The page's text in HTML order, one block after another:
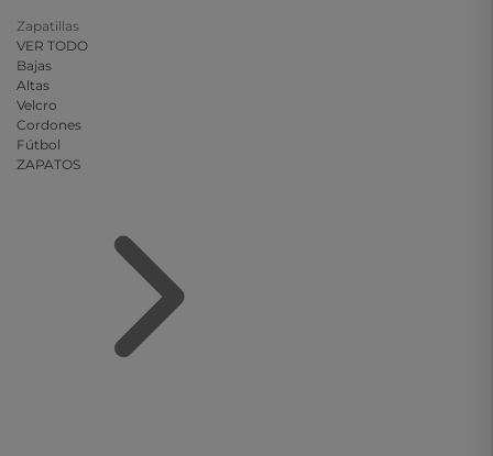
Zapatillas
VER TODO
Bajas
Altas
Velcro
Cordones
Fútbol
ZAPATOS